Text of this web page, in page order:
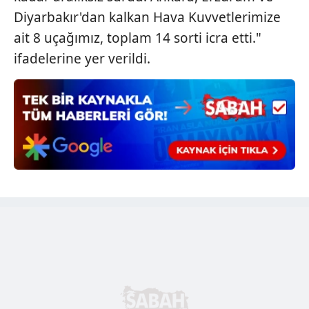
6698 sayılı Kişisel Verilerin Korunması Kanunu uyarınca
hazırlanmış Aydınlatma Metnimizi okumak ve sitemizde
ilgili mevzuata uygun olarak kullanılan çerezlerle ilgili bilgi
almak için lütfentıklayınız.
Diyarbakır'dan kalkan Hava Kuvvetlerimize
ait 8 uçağımız, toplam 14 sorti icra etti."
ifadelerine yer verildi.